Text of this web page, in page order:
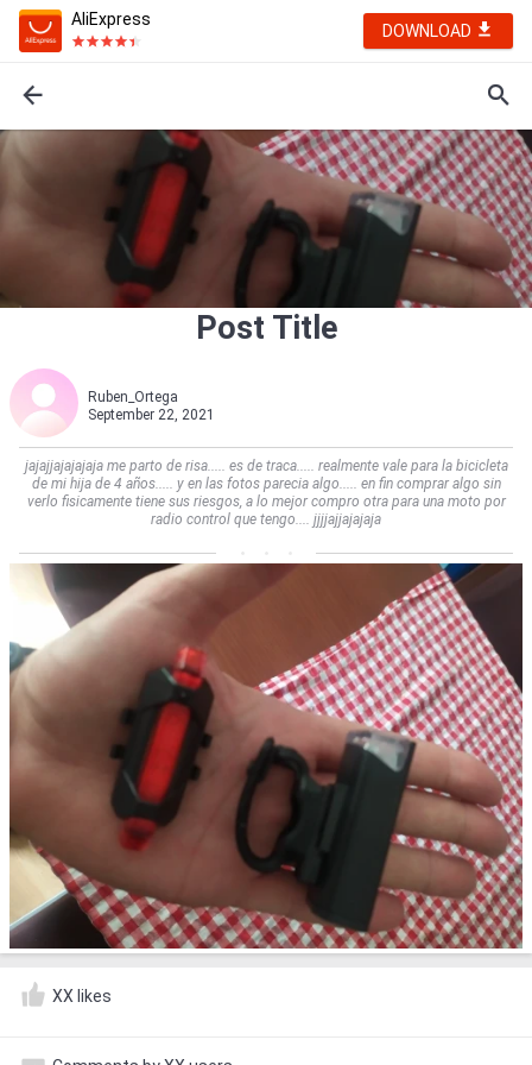
AliExpress
DOWNLOAD
Post Title
Ruben_Ortega
September 22, 2021
jajajjajajajaja me parto de risa..... es de traca..... realmente vale para la bicicleta
de mi hija de 4 años..... y en las fotos parecia algo..... en fin comprar algo sin
verlo fisicamente tiene sus riesgos, a lo mejor compro otra para una moto por
radio control que tengo.... jjjjajjajajaja
XX likes